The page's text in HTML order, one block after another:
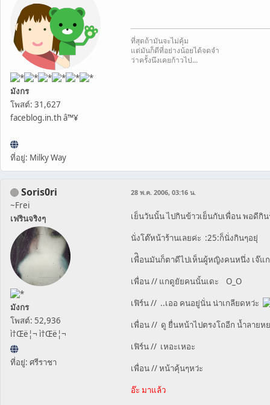
มังกร
โพสต์: 31,627
faceblog.in.th â™¥
ที่อยู่: Milky Way
ที่สุดถ้ามันจะไม่คุ้ม
แต่มันก็ดีที่อย่างน้อยได้จดจำ
ว่าครั้งนึงเคยก้าวไป...
Soris0ri
~Frei
เฟรินจริงๆ
มังกร
โพสต์: 52,936
ì†Œë¦¬ ì†Œë¦¬
ที่อยู่: ศรีราชา
28 พ.ค. 2006, 03:16 น.
เย็นวันนั้น ไปกินข้าวเย็นกับเพื่อน พอดีกิ
นั่งโต๊หน้าร้านเลยค่ะ :25:ก็นั่งกินๆอยุ่
เพื่ิอนมันก็ตาดีไปเห็นผู้หญิงคนหนึ่ง เจ๊
เพื่อน // แกดูยัยคนนั้นเดะ O_O
เฟิร์น // ..เออ คนอยู่นั่น น่าเกลียดหว่ะ
เพื่อน // ดู ยื่นหน้าไปตรงโถอีก น้ำลายห
เฟิร์น // เหอะเหอะ
เพื่อน // หน้าคุ้นๆหว่ะ
อ๊ะ มาแล้ว